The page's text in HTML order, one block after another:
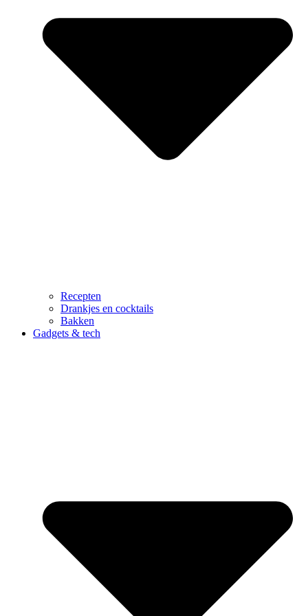
Recepten
Drankjes en cocktails
Bakken
Gadgets & tech